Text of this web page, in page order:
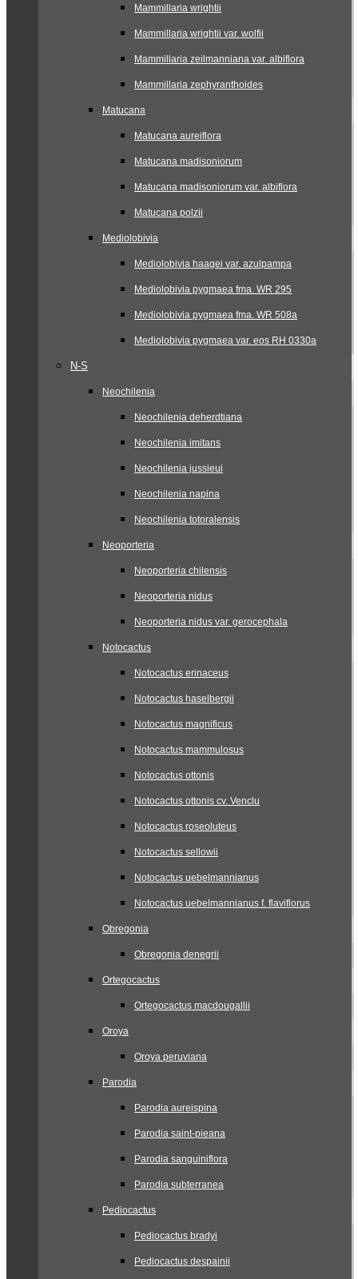
Mammillaria wrightii
Mammillaria wrightii var. wolfii
Mammillaria zeilmanniana var. albiflora
Mammillaria zephyranthoides
Matucana
Matucana aureiflora
Matucana madisoniorum
Matucana madisoniorum var. albiflora
Matucana polzii
Mediolobivia
Mediolobivia haagei var. azulpampa
Mediolobivia pygmaea fma. WR 295
Mediolobivia pygmaea fma. WR 508a
Mediolobivia pygmaea var. eos RH 0330a
N-S
Neochilenia
Neochilenia deherdtiana
Neochilenia imitans
Neochilenia jussieui
Neochilenia napina
Neochilenia totoralensis
Neoporteria
Neoporteria chilensis
Neoporteria nidus
Neoporteria nidus var. gerocephala
Notocactus
Notocactus erinaceus
Notocactus haselbergii
Notocactus magnificus
Notocactus mammulosus
Notocactus ottonis
Notocactus ottonis cv. Venclu
Notocactus roseoluteus
Notocactus sellowii
Notocactus uebelmannianus
Notocactus uebelmannianus f. flaviflorus
Obregonia
Obregonia denegrii
Ortegocactus
Ortegocactus macdougallii
Oroya
Oroya peruviana
Parodia
Parodia aureispina
Parodia saint-pieana
Parodia sanguiniflora
Parodia subterranea
Pediocactus
Pediocactus bradyi
Pediocactus despainii